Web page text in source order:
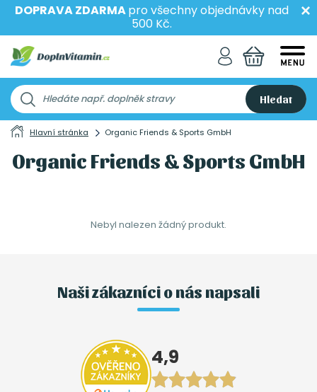
DOPRAVA ZDARMApro všechny objednávky nad
500 Kč.
Hledat
Hlavní stránka Organic Friends & Sports GmbH
Organic Friends & Sports GmbH
Nebyl nalezen žádný produkt.
Naši zákazníci o nás napsali
4,9